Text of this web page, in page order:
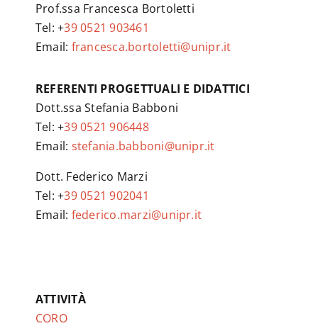
Prof.ssa Francesca Bortoletti
Tel: +39 0521 903461
Email: francesca.bortoletti@unipr.it
REFERENTI PROGETTUALI E DIDATTICI
Dott.ssa Stefania Babboni
Tel: +39 0521 906448
Email: stefania.babboni@unipr.it
Dott. Federico Marzi
Tel: +39 0521 902041
Email: federico.marzi@unipr.it
ATTIVITÀ
CORO